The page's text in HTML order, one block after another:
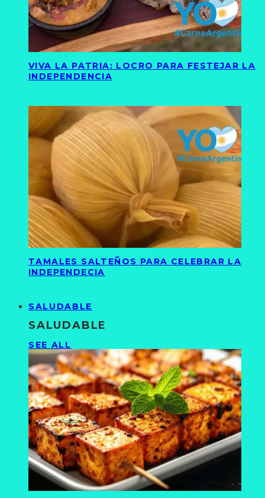
VIVA LA PATRIA: LOCRO PARA FESTEJAR LA
INDEPENDENCIA
TAMALES SALTEÑOS PARA CELEBRAR LA
INDEPENDECIA
SALUDABLE
SALUDABLE
SEE ALL